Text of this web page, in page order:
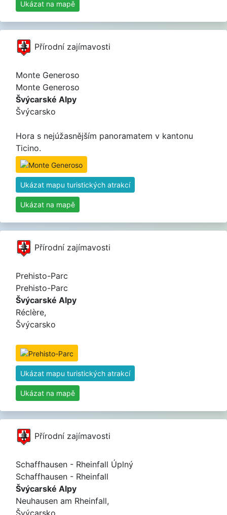
Ukázat na mapě
Přírodní zajímavosti
Monte Generoso
Monte Generoso
Švýcarské Alpy
Švýcarsko
Hora s nejúžasnějším panoramatem v kantonu
Ticino.
Ukázat mapu turistických atrakcí
Ukázat na mapě
Přírodní zajímavosti
Prehisto-Parc
Prehisto-Parc
Švýcarské Alpy
Réclère,
Švýcarsko
Ukázat mapu turistických atrakcí
Ukázat na mapě
Přírodní zajímavosti
Schaffhausen - Rheinfall Úplný
Schaffhausen - Rheinfall
Švýcarské Alpy
Neuhausen am Rheinfall,
Švýcarsko